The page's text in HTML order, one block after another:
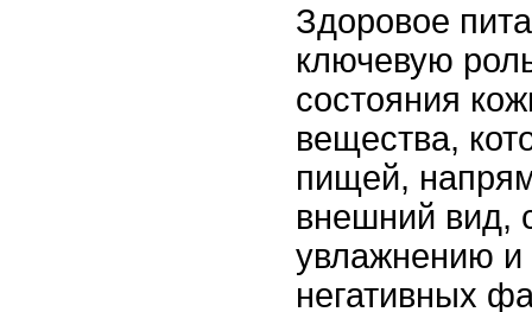
Здоровое
ключевую
состояния
вещества,
пищей,
внешний вид,
увлажнению и
негативных